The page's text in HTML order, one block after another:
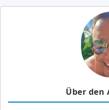
Über den